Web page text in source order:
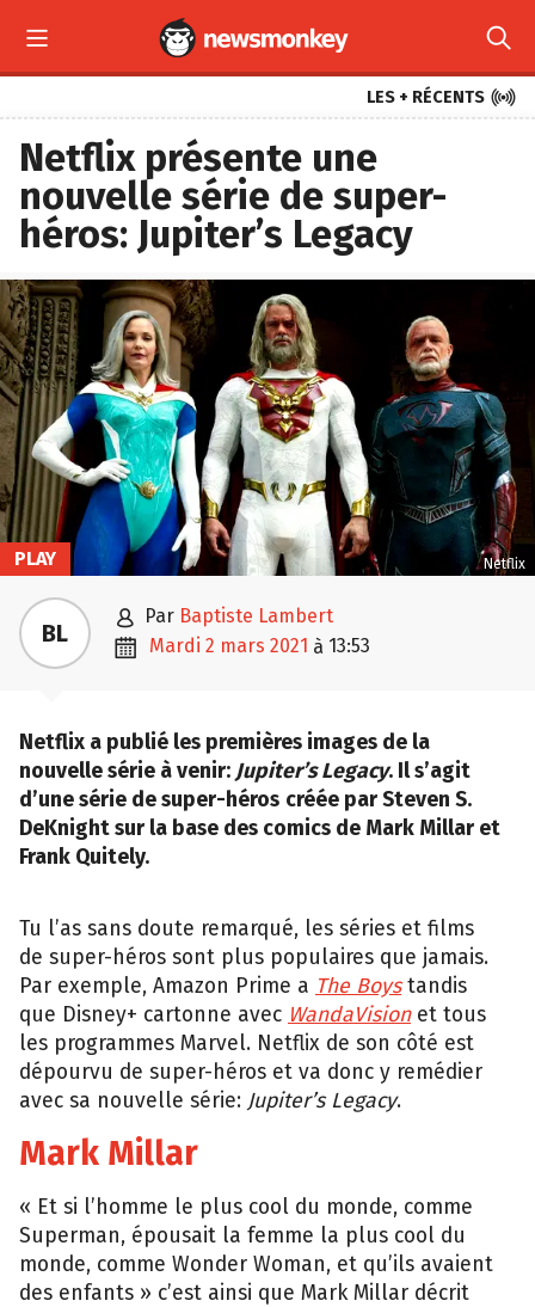
 
LES + RÉCENTS 
Netflix présente une
nouvelle série de super-
héros: Jupiter’s Legacy
Netflix
PLAY
BL  par Baptiste Lambert
 mardi 2 mars 2021 à 13:53
Netflix a publié les premières images de la
nouvelle série à venir:Jupiter’s Legacy. Il s’agit
d’une série de super-héros créée par Steven S.
DeKnight sur la base des comics de Mark Millar et
Frank Quitely.
Tu l’as sans doute remarqué, les séries et films
de super-héros sont plus populaires que jamais.
Par exemple, Amazon Prime a The Boystandis
que Disney+ cartonne avec WandaVisionet tous
les programmes Marvel. Netflix de son côté est
dépourvu de super-héros et va donc y remédier
avec sa nouvelle série: Jupiter’s Legacy.
Mark Millar
« Et si l’homme le plus cool du monde, comme
Superman, épousait la femme la plus cool du
monde, comme Wonder Woman, et qu’ils avaient
des enfants » c’est ainsi que Mark Millar décrit